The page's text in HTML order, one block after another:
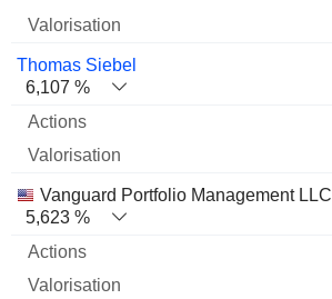
Thomas Siebel
6,107 %
Vanguard Portfolio Management LLC
5,623 %